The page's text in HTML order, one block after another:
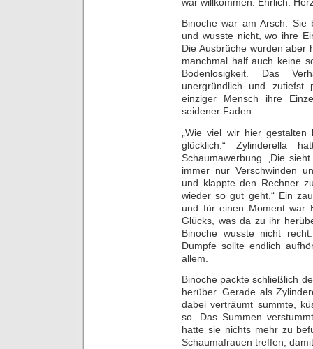
Binoche war am Arsch. Sie
und wusste nicht, wo ihre
Die Ausbrüche wurden aber
manchmal half auch keine
Bodenlosigkeit. Das
unergründlich und zutiefst
einziger Mensch ihre
seidener Faden.
„Wie viel wir hier
glücklich.“ Zylinderella
Schaumawerbung. ‚Die
immer nur Verschwinden
und klappte den Rechner
wieder so gut geht.“ Ein
und für einen Moment war
Glücks, was da zu ihr
Binoche wusste nicht
Dumpfe sollte endlich
allem.
Binoche packte schließlich
herüber. Gerade als
dabei verträumt summte,
so. Das Summen
hatte sie nichts mehr zu
Schaumafrauen treffen,